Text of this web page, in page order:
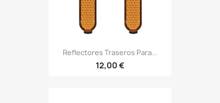
Reflectores Traseros Para...
12,00 €